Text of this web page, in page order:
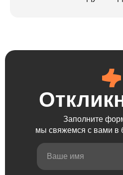
Заполните
мы свяжемся с вами в